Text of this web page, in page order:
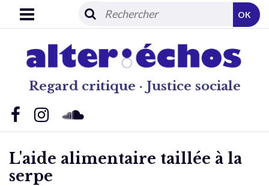
Regard critique · Justice sociale
OK
L'aide alimentaire taillée à la
serpe